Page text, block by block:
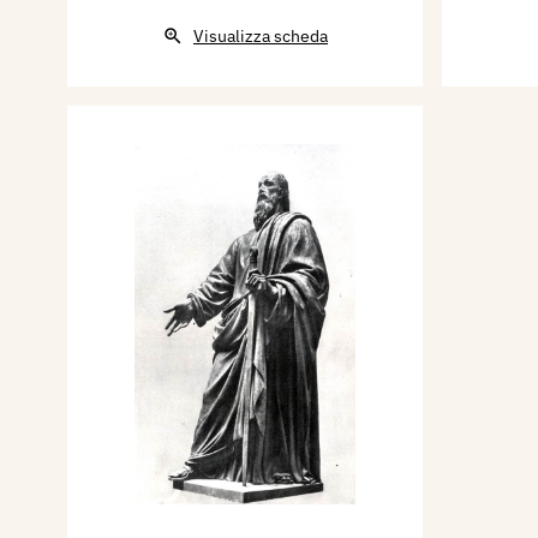
della nuova città di Segezia
asse con il finestrone.
Per la Basilica di san Pietro
realizza la statua di S. Paolo
alla sommità della scalinata
Per la Basilica di S. Eugenio
secondo dopoguerra, sulla
riquadri nell'ordine
quattro evangelisti.
Per l'altar maggiore della
Antiochia in Roma, realizza,
su croce lignea.
Visualizza scheda